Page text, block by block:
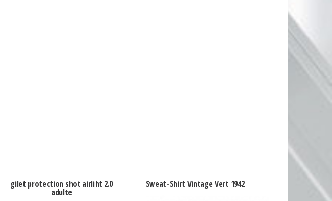
gilet protection shot airliht 2.0
adulte
Sweat-Shirt Vintage Vert 1942